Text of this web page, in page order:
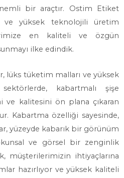
bir araçtır. Ostim Etiket
ve yüksek teknolojili üretim
en kaliteli ve özgün
ilke edindik.
lüks tüketim malları ve yüksek
kabartmalı şişe
ve kalitesini ön plana çıkaran
Kabartma özelliği sayesinde,
yüzeyde kabarık bir görünüm
ve görsel bir zenginlik
müşterilerimizin ihtiyaçlarına
hazırlıyor ve yüksek kaliteli